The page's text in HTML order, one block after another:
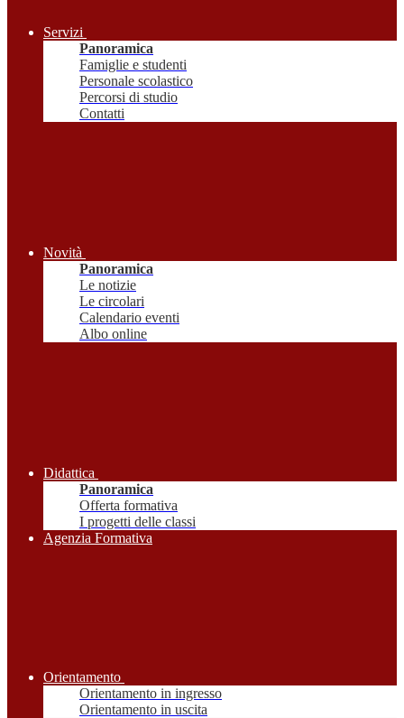
Servizi
Panoramica
Famiglie e studenti
Personale scolastico
Percorsi di studio
Contatti
Novità
Panoramica
Le notizie
Le circolari
Calendario eventi
Albo online
Didattica
Panoramica
Offerta formativa
I progetti delle classi
Agenzia Formativa
Orientamento
Orientamento in ingresso
Orientamento in uscita